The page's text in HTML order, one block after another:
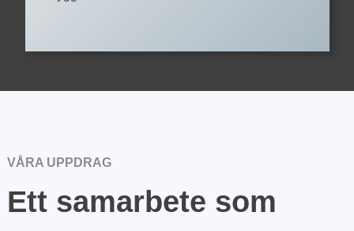
VÅRA UPPDRAG
Ett samarbete som